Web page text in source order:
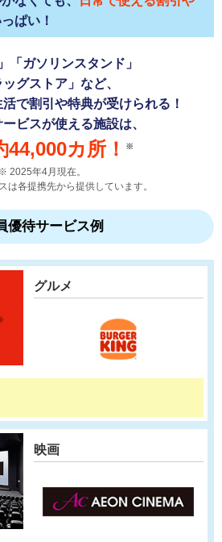
ぱい！
「ガソリンスタンド」
ッグストア」など、
活で割引や特典が受けられる！
ビスが使える施設は、
44,000カ所！ ※
2025年4月現在。
は各提携先から提供しています。
優待サービス例
グルメ
映画